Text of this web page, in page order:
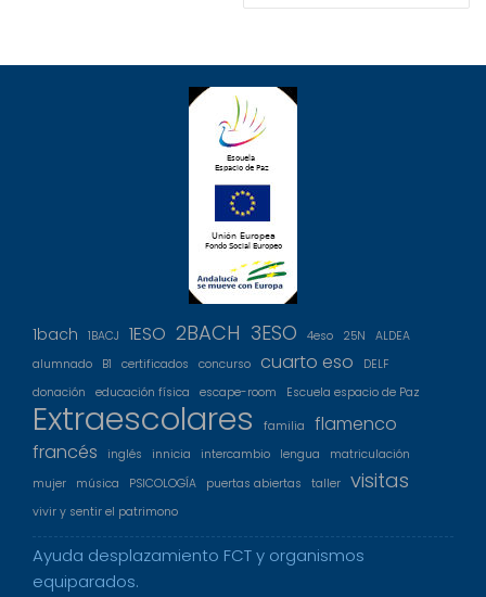
1bach 1BACJ 1ESO 2BACH 3ESO 4eso 25N
ALDEA
alumnado
B1 certificados concurso cuarto eso
DELF
donación
educación física escape-room Escuela espacio de Paz
Extraescolares familia
flamenco
francés
inglés innicia intercambio lengua
matriculación
mujer
música PSICOLOGÍA puertas abiertas taller visitas
vivir y sentir el patrimono
Ayuda desplazamiento FCT y organismos
equiparados.